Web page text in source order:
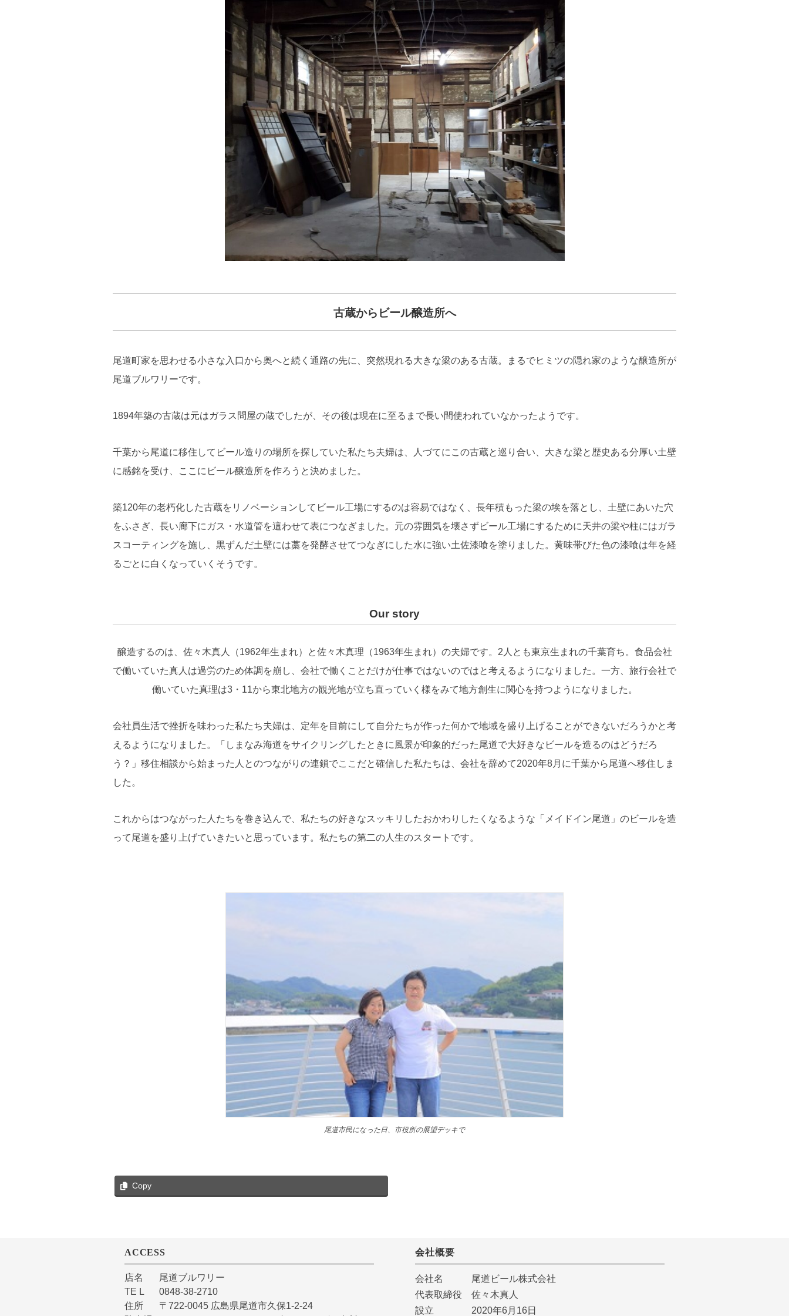
古蔵からビール醸造所へ
尾道町家を思わせる小さな入口から奥へと続く通路の先に、突然現れる大きな梁のある古蔵。まるでヒミツの隠れ家のような醸造所が
尾道ブルワリーです。
1894年築の古蔵は元はガラス問屋の蔵でしたが、その後は現在に至るまで長い間使われていなかったようです。
千葉から尾道に移住してビール造りの場所を探していた私たち夫婦は、人づてにこの古蔵と巡り合い、大きな梁と歴史ある分厚い土壁
に感銘を受け、ここにビール醸造所を作ろうと決めました。
築120年の老朽化した古蔵をリノベーションしてビール工場にするのは容易ではなく、長年積もった梁の埃を落とし、土壁にあいた穴
をふさぎ、長い廊下にガス・水道管を這わせて表につなぎました。元の雰囲気を壊さずビール工場にするために天井の梁や柱にはガラ
スコーティングを施し、黒ずんだ土壁には藁を発酵させてつなぎにした水に強い土佐漆喰を塗りました。黄味帯びた色の漆喰は年を経
るごとに白くなっていくそうです。
Our story
醸造するのは、佐々木真人（1962年生まれ）と佐々木真理（1963年生まれ）の夫婦です。2人とも東京生まれの千葉育ち。食品会社
で働いていた真人は過労のため体調を崩し、会社で働くことだけが仕事ではないのではと考えるようになりました。一方、旅行会社で
働いていた真理は3・11から東北地方の観光地が立ち直っていく様をみて地方創生に関心を持つようになりました。
会社員生活で挫折を味わった私たち夫婦は、定年を目前にして自分たちが作った何かで地域を盛り上げることができないだろうかと考
えるようになりました。「しまなみ海道をサイクリングしたときに風景が印象的だった尾道で大好きなビールを造るのはどうだろ
う？」移住相談から始まった人とのつながりの連鎖でここだと確信した私たちは、会社を辞めて2020年8月に千葉から尾道へ移住しま
した。
これからはつながった人たちを巻き込んで、私たちの好きなスッキリしたおかわりしたくなるような「メイドイン尾道」のビールを造
って尾道を盛り上げていきたいと思っています。私たちの第二の人生のスタートです。
尾道市民になった日、市役所の展望デッキで
Copy
ACCESS
店名
尾道ブルワリー
TE L
0848-38-2710
住所
〒722-0045 広島県尾道市久保1-2-24
会社概要
会社名 尾道ビール株式会社
代表取締役 佐々木真人
設立 2020年6月16日